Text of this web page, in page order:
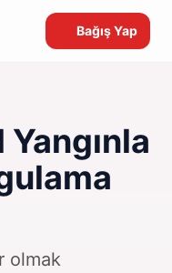
Bağış Yap
Yangınla
olmak